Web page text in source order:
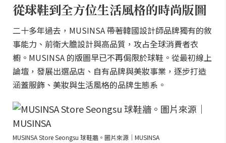
從球鞋到全方位生活風格的時尚版圖
二十多年過去，MUSINSA 帶著韓國設計師品牌獨有的敘
事能力、前衛大膽設計與高品質，攻占全球消費者衣
櫥。MUSINSA 的版圖早已不再侷限於球鞋。從最初線上
論壇，發展出選品店、自有品牌與美妝事業，逐步打造
涵蓋服飾、美妝與生活風格的品牌生態系。
MUSINSA Store Seongsu 球鞋牆。圖片來源｜MUSINSA